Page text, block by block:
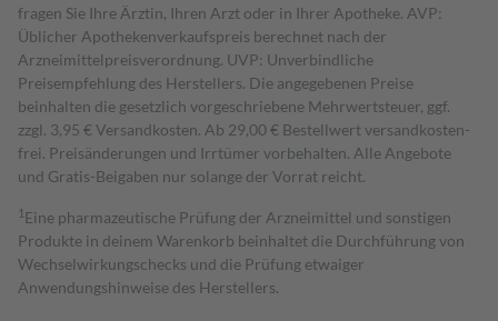
fragen Sie Ihre Ärztin, Ihren Arzt oder in Ihrer Apotheke. AVP:
Üblicher Apothekenverkaufspreis berechnet nach der
Arzneimittelpreisverordnung. UVP: Unverbindliche
Preisempfehlung des Herstellers. Die angegebenen Preise
beinhalten die gesetzlich vorgeschriebene Mehrwertsteuer, ggf.
zzgl. 3,95 € Versandkosten. Ab 29,00 € Bestell­wert versand­kosten­
frei. Preisänderungen und Irrtümer vorbehalten. Alle Angebote
und Gratis-Beigaben nur solange der Vorrat reicht.
1 Eine pharmazeutische Prüfung der Arzneimittel und sonstigen
Produkte in deinem Warenkorb beinhaltet die Durchführung von
Wechselwirkungschecks und die Prüfung etwaiger
Anwendungshinweise des Herstellers.